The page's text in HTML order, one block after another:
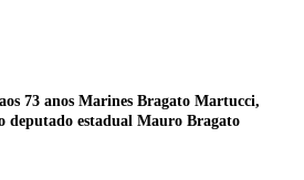
73 anos Marines Bragato Martucci,
deputado estadual Mauro Bragato